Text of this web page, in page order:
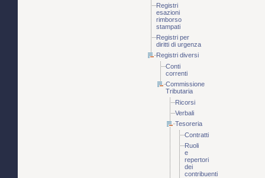
Registri
esazioni
rimborso
stampati
Registri per
diritti di urgenza
Registri diversi
Conti
correnti
Commissione
Tributaria
Ricorsi
Verbali
Tesoreria
Contratti
Ruoli
e
repertori
dei
contribuenti